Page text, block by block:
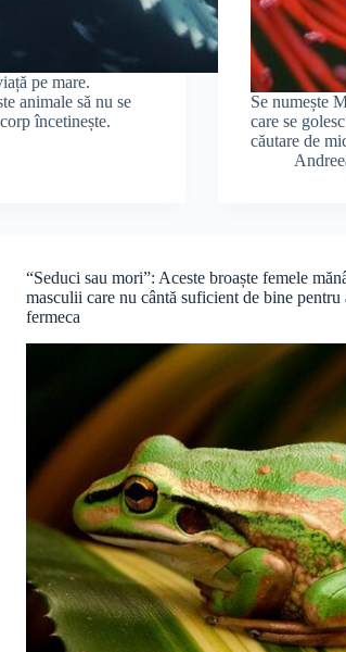
pe mare.
animale să nu se
încetinește.
Se numește
care se
căutare de
“Seduci sau mori”: Aceste broaște femele
masculii care nu cântă suficient de bine pentru
fermeca